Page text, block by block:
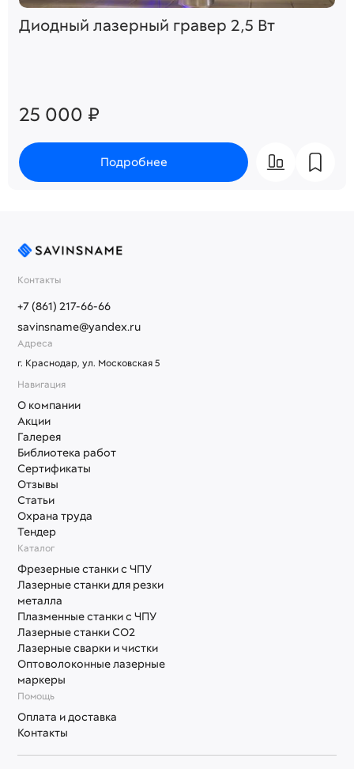
Диодный лазерный гравер 2,5 Вт
25 000 ₽
Подробнее
Контакты
+7 (861) 217-66-66
savinsname@yandex.ru
Адреса
г. Краснодар, ул. Московская 5
Помощь
Оплата и доставка
Контакты
Навигация
О компании
Акции
Галерея
Библиотека работ
Сертификаты
Отзывы
Статьи
Охрана труда
Тендер
Каталог
Фрезерные станки с ЧПУ
Лазерные станки для резки
металла
Плазменные станки с ЧПУ
Лазерные станки СО2
Лазерные сварки и чистки
Оптоволоконные лазерные
маркеры